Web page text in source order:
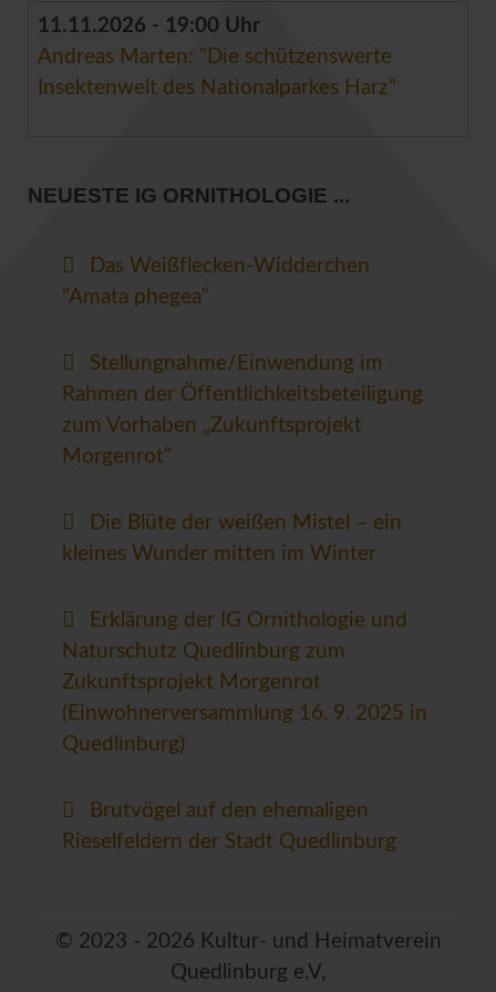
11.11.2026 - 19:00 Uhr
Andreas Marten: "Die schützenswerte
Insektenwelt des Nationalparkes Harz“
NEUESTE IG ORNITHOLOGIE ...
Das Weißflecken-Widderchen
"Amata phegea"
Stellungnahme/Einwendung im
Rahmen der Öffentlichkeitsbeteiligung
zum Vorhaben „Zukunftsprojekt
Morgenrot“
Die Blüte der weißen Mistel – ein
kleines Wunder mitten im Winter
Erklärung der IG Ornithologie und
Naturschutz Quedlinburg zum
Zukunftsprojekt Morgenrot
(Einwohnerversammlung 16. 9. 2025 in
Quedlinburg)
Brutvögel auf den ehemaligen
Rieselfeldern der Stadt Quedlinburg
© 2023 - 2026 Kultur- und Heimatverein
Quedlinburg e.V,